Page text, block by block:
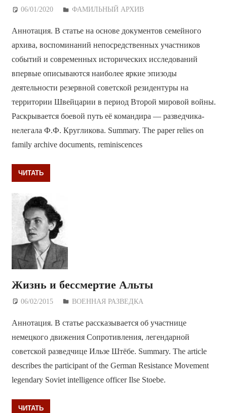
06/01/2020 Дежурный по Редакции
ФАМИЛЬНЫЙ АРХИВ
Аннотация. В статье на основе документов семейного
архива, воспоминаний непосредственных участников
событий и современных исторических исследований
впервые описываются наиболее яркие эпизоды
деятельности резервной советской резидентуры на
территории Швейцарии в период Второй мировой войны.
Раскрывается боевой путь её командира — разведчика-
нелегала Ф.Ф. Кругликова. Summary. The paper relies on
family archive documents, reminiscences
ЧИТАТЬ
Жизнь и бессмертие Альты
06/02/2015 Дежурный по Редакции
ВОЕННАЯ РАЗВЕДКА
Аннотация. В статье рассказывается об участнице
немецкого движения Сопротивления, легендарной
советской разведчице Ильзе Штёбе. Summary. The article
describes the participant of the German Resistance Movement
legendary Soviet intelligence officer Ilse Stoebe.
ЧИТАТЬ